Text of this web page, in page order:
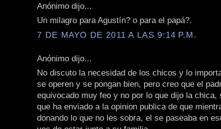
Anónimo dijo...
Un milagro para Agustín? o para el papá?.
7 DE MAYO DE 2011 A LAS 9:14 P.M.
Anónimo dijo...
No discuto la necesidad de los chicos y lo
se operen y se pongan bien, pero creo que el
equivocado muy feo y no por lo que dijo la chica,
que ha enviado a la opinion publica de que
donando lo que no les sobra, el se paseaba en